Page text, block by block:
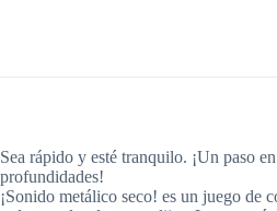
Sea rápido y esté tranquilo. ¡Un paso
profundidades!
¡Sonido metálico seco! es un juego de